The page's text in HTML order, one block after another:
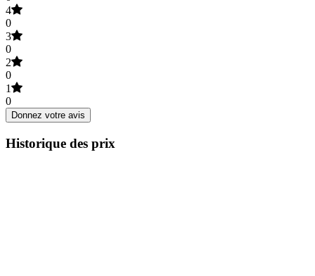
4
0
3
0
2
0
1
0
Donnez votre avis
Historique des prix